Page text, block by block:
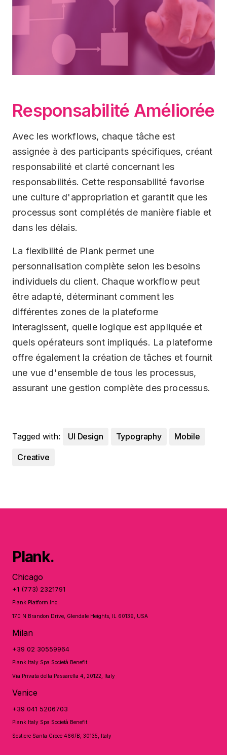
Responsabilité Améliorée
Avec les workflows, chaque tâche est
assignée à des participants spécifiques, créant
responsabilité et clarté concernant les
responsabilités. Cette responsabilité favorise
une culture d'appropriation et garantit que les
processus sont complétés de manière fiable et
dans les délais.
La flexibilité de Plank permet une
personnalisation complète selon les besoins
individuels du client. Chaque workflow peut
être adapté, déterminant comment les
différentes zones de la plateforme
interagissent, quelle logique est appliquée et
quels opérateurs sont impliqués. La plateforme
offre également la création de tâches et fournit
une vue d'ensemble de tous les processus,
assurant une gestion complète des processus.
Tagged with: UI Design Typography Mobile
Creative
Plank.
Chicago
+1 (773) 2321791
Plank Platform Inc.
170 N Brandon Drive, Glendale Heights, IL 60139, USA
Milan
+39 02 30559964
Plank Italy Spa Società Benefit
Via Privata della Passarella 4, 20122, Italy
Venice
+39 041 5206703
Plank Italy Spa Società Benefit
Sestiere Santa Croce 466/B, 30135, Italy